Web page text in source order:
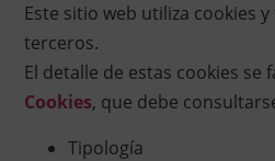
Este sitio web utiliza cookies
terceros.
El detalle de estas cookies se
Cookies, que debe
Tipología